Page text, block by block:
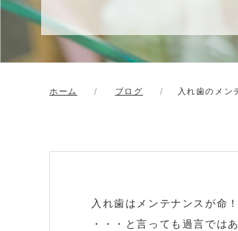
ホーム ブログ 入れ歯のメン
入れ歯はメンテナンスが命！
・・・と言っても過言では